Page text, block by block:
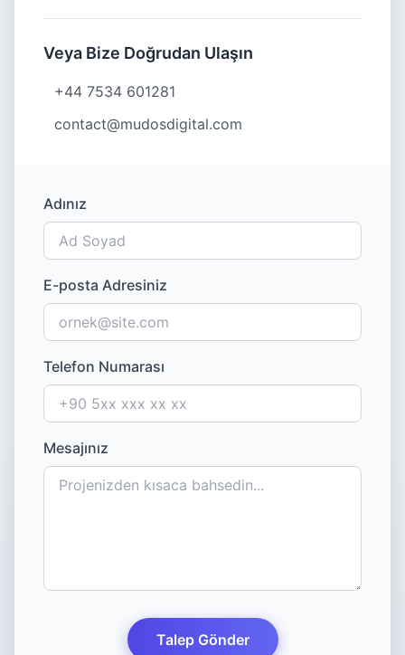
Veya Bize Doğrudan Ulaşın
+44 7534 601281
contact@mudosdigital.com
Adınız
E-posta Adresiniz
Telefon Numarası
Mesajınız
Talep Gönder